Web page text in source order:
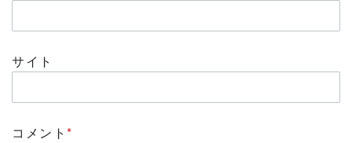
サイト
コメント*